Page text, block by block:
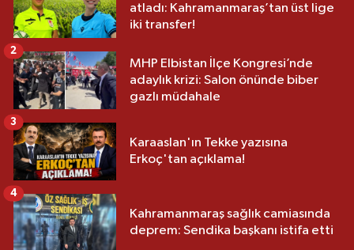
atladı: Kahramanmaraş’tan üst lige
iki transfer!
MHP Elbistan İlçe Kongresi’nde
adaylık krizi: Salon önünde biber
gazlı müdahale
2
Karaaslan'ın Tekke yazısına
Erkoç'tan açıklama!
3
Kahramanmaraş sağlık camiasında
deprem: Sendika başkanı istifa etti
4